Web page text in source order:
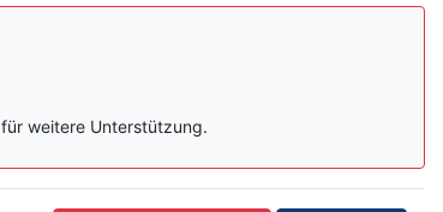
für weitere Unterstützung.